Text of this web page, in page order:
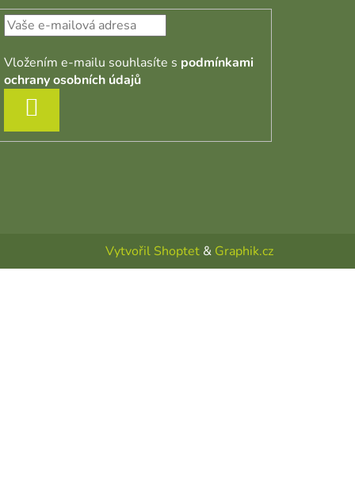
Vložením e-mailu souhlasíte s podmínkami
ochrany osobních údajů
Vytvořil Shoptet & Graphik.cz